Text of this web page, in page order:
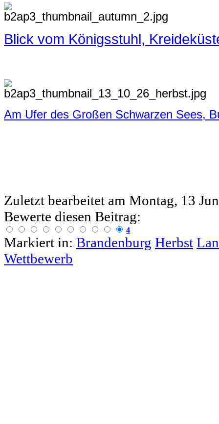
Blick vom Königsstuhl,
Am Ufer des Großen Schwarzen Sees,
Zuletzt bearbeitet am Montag, 13
Bewerte diesen Beitrag:
4
Markiert in: Brandenburg Herbst
Wettbewerb